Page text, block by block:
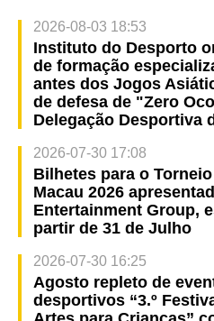
2026-08-03 18:53
Instituto do Desporto
de formação
antes dos Jogos
de defesa de "Zero
Delegação Desportiva
2026-07-30 17:08
Bilhetes para o
Macau 2026
Entertainment Group,
partir de 31 de Julho
2026-07-30 16:25
Agosto repleto de
desportivos “3.º